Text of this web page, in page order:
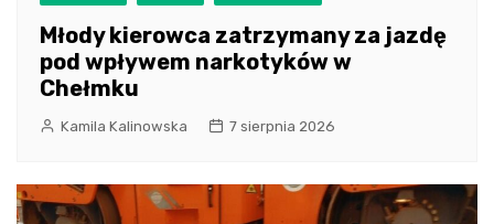
Młody kierowca zatrzymany za jazdę
pod wpływem narkotyków w
Chełmku
Kamila Kalinowska 7 sierpnia 2026